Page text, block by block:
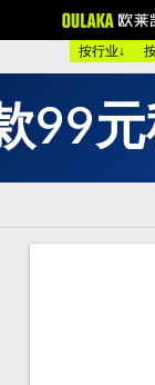
按行业↓
图 库：
99元